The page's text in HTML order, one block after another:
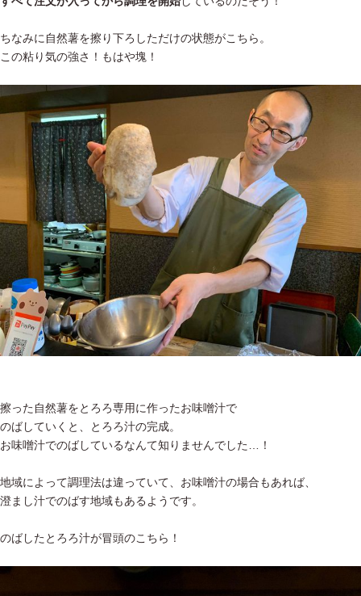
ちなみに自然薯を擦り下ろしただけの状態がこちら。
この粘り気の強さ！もはや塊！
擦った自然薯をとろろ専用に作ったお味噌汁で
のばしていくと、とろろ汁の完成。
お味噌汁でのばしているなんて知りませんでした…！
地域によって調理法は違っていて、お味噌汁の場合もあれば、
澄まし汁でのばす地域もあるようです。
のばしたとろろ汁が冒頭のこちら！